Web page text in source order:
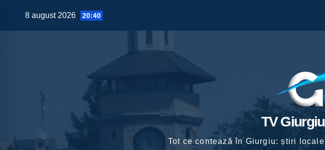
8 august 2026 20:40
TV
Tot ce contează în Giurgiu: știri